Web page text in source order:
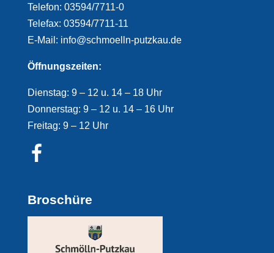
Telefon: 03594/7711-0
Telefax: 03594/7711-11
E-Mail: info@schmoelln-putzkau.de
Öffnungszeiten:
Dienstag: 9 – 12 u. 14 – 18 Uhr
Donnerstag: 9 – 12 u. 14 – 16 Uhr
Freitag: 9 – 12 Uhr
Broschüre